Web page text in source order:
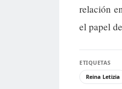
relación
el papel
ETIQUETAS
Reina Letizia